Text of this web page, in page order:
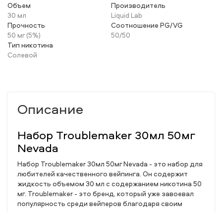
Объем
30 мл
Производитель
Liquid Lab
Прочность
50 мг (5%)
Соотношение PG/VG
50/50
Тип никотина
Солевой
Описание
Набор Troublemaker 30мл 50мг
Nevada
Набор Troublemaker 30мл 50мг Nevada - это набор для
любителей качественного вейпинга. Он содержит
жидкость объемом 30 мл с содержанием никотина 50
мг. Troublemaker - это бренд, который уже завоевал
популярность среди вейперов благодаря своим